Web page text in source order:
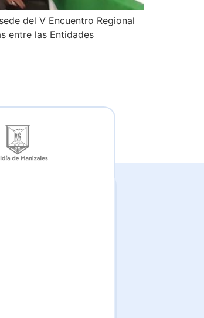
del V Encuentro Regional
entre las Entidades